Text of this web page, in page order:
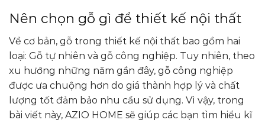
Nên chọn gỗ gì để thiết kế nội thất
Về cơ bản, gỗ trong thiết kế nội thất bao gồm hai
loại: Gỗ tự nhiên và gỗ công nghiệp. Tuy nhiên, theo
xu hướng những năm gần đây, gỗ công nghiệp
được ưa chuộng hơn do giá thành hợp lý và chất
lượng tốt đảm bảo nhu cầu sử dụng. Vì vậy, trong
bài viết này, AZIO HOME sẽ giúp các bạn tìm hiểu kĩ